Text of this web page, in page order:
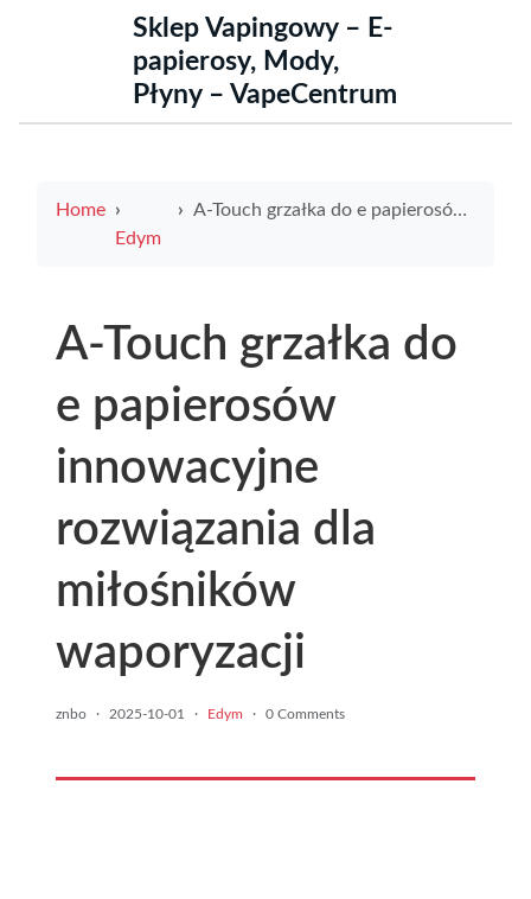
Sklep Vapingowy – E-
papierosy, Mody,
Płyny – VapeCentrum
Home
Edym
A-Touch grzałka do e papierosów innowacyjne rozwiązania dla miłośników waporyzacji
A-Touch grzałka do
e papierosów
innowacyjne
rozwiązania dla
miłośników
waporyzacji
znbo · 2025-10-01 · Edym · 0 Comments